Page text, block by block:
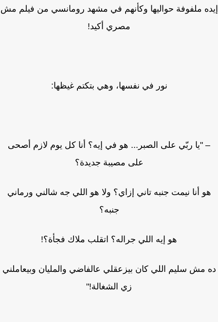
ملفوفة حواليها وكأنهم في مشهد رومانسي من فيلم مش
مصري أكيد!
نور في نفسها، وهي بتكتم غيظها:
"يا ربّي على الصبر... هو في إيه؟ أنا كل يوم لازم أصحى
على مصيبة جديدة؟
أنا نيمت جنبه تاني إزاي؟ ولا هو اللي جه شالني ورماني
جنبه؟
هو إيه اللي جراله؟ اتقلب ملاك فجأة؟!
مش سليم اللي كان بيزعقلي عالفاضي والمليان وبيعاملني
زي الشغالة!"